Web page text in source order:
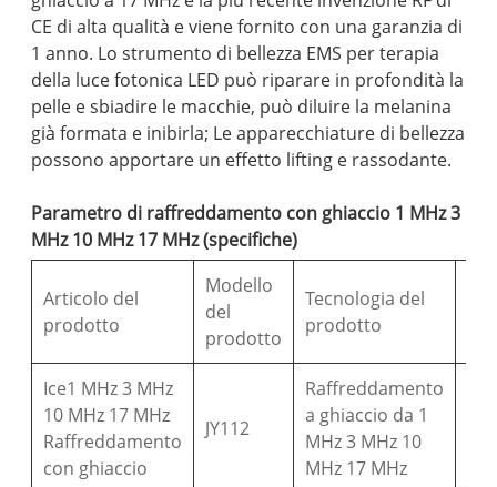
CE di alta qualità e viene fornito con una garanzia di
1 anno. Lo strumento di bellezza EMS per terapia
della luce fotonica LED può riparare in profondità la
pelle e sbiadire le macchie, può diluire la melanina
già formata e inibirla; Le apparecchiature di bellezza
possono apportare un effetto lifting e rassodante.
Parametro di raffreddamento con ghiaccio 1 MHz 3
MHz 10 MHz 17 MHz (specifiche)
Articolo del
prodotto
Modello
del
prodotto
Tecnologia del
prodotto
Ice1 MHz 3 MHz
10 MHz 17 MHz
Raffreddamento
con ghiaccio
JY112
Raffreddamento
a ghiaccio da 1
MHz 3 MHz 10
MHz 17 MHz